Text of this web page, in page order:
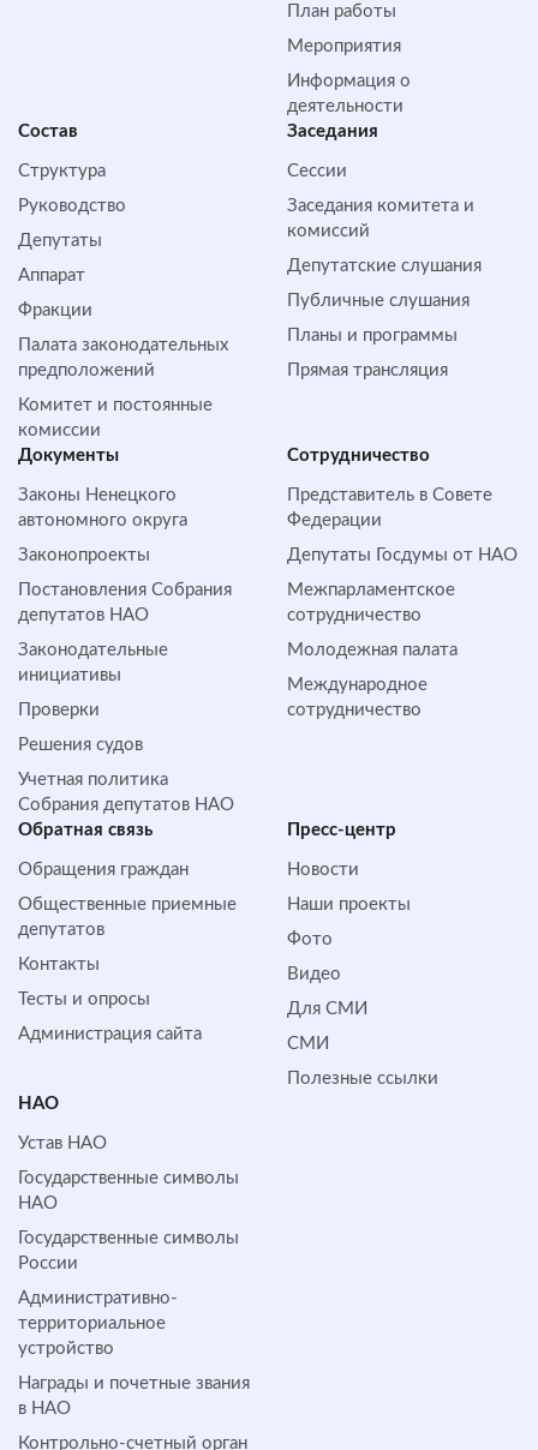
План работы
Мероприятия
Информация о
деятельности
Состав
Структура
Руководство
Депутаты
Аппарат
Фракции
Палата законодательных
предположений
Комитет и постоянные
комиссии
Заседания
Сессии
Заседания комитета и
комиссий
Депутатские слушания
Публичные слушания
Планы и программы
Прямая трансляция
Документы
Законы Ненецкого
автономного округа
Законопроекты
Постановления Собрания
депутатов НАО
Законодательные
инициативы
Проверки
Решения судов
Учетная политика
Собрания депутатов НАО
Сотрудничество
Представитель в Совете
Федерации
Депутаты Госдумы от НАО
Межпарламентское
сотрудничество
Молодежная палата
Международное
сотрудничество
Обратная cвязь
Обращения граждан
Общественные приемные
депутатов
Контакты
Тесты и опросы
Администрация сайта
Пресс-центр
Новости
Наши проекты
Фото
Видео
Для СМИ
СМИ
Полезные ссылки
НАО
Устав НАО
Государственные символы
НАО
Государственные символы
России
Административно-
территориальное
устройство
Награды и почетные звания
в НАО
Контрольно-счетный орган